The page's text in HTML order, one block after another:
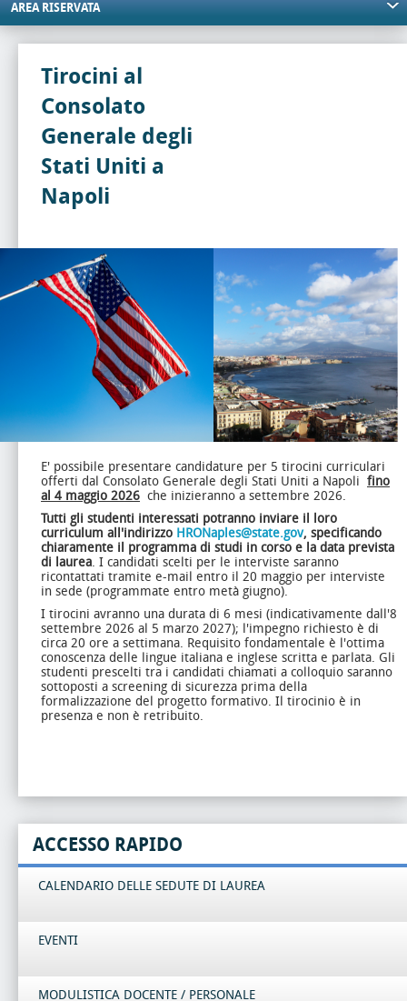
AREA RISERVATA
Tirocini al
Consolato
Generale degli
Stati Uniti a
Napoli
E' possibile presentare candidature per 5 tirocini curriculari
offerti dal Consolato Generale degli Stati Uniti a Napoli fino
al 4 maggio 2026 che inizieranno a settembre 2026.
Tutti gli studenti interessati potranno inviare il loro
curriculum all'indirizzo HRONaples@state.gov, specificando
chiaramente il programma di studi in corso e la data prevista
di laurea. I candidati scelti per le interviste saranno
ricontattati tramite e-mail entro il 20 maggio per interviste
in sede (programmate entro metà giugno).
I tirocini avranno una durata di 6 mesi (indicativamente dall'8
settembre 2026 al 5 marzo 2027); l'impegno richiesto è di
circa 20 ore a settimana. Requisito fondamentale è l'ottima
conoscenza delle lingue italiana e inglese scritta e parlata. Gli
studenti prescelti tra i candidati chiamati a colloquio saranno
sottoposti a screening di sicurezza prima della
formalizzazione del progetto formativo. Il tirocinio è in
presenza e non è retribuito.
ACCESSO RAPIDO
CALENDARIO DELLE SEDUTE DI LAUREA
EVENTI
MODULISTICA DOCENTE / PERSONALE